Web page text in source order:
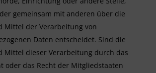
gemeinsam mit anderen über die
Mittel der Verarbeitung von
Daten entscheidet. Sind die
Mittel dieser Verarbeitung durch das
oder das Recht der Mitgliedstaaten